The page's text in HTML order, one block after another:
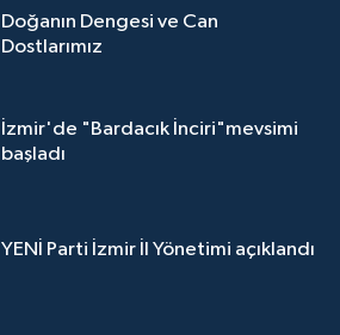
Doğanın Dengesi ve Can
Dostlarımız
İzmir'de "Bardacık İnciri"mevsimi
başladı
YENİ Parti İzmir İl Yönetimi açıklandı